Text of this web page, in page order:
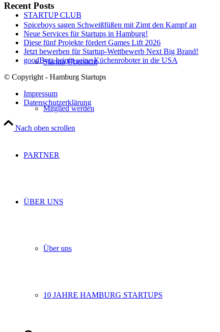
STARTUP CLUB
Startup Übersicht
Mitglied werden
PARTNER
ÜBER UNS
Über uns
10 JAHRE HAMBURG STARTUPS
Recent Posts
Spiceboys sagen Schweißfüßen mit Zimt den Kampf an
Neue Services für Startups in Hamburg!
Diese fünf Projekte fördert Games Lift 2026
Jetzt bewerben für Startup-Wettbewerb Next Big Brand!
goodBytz bringt seine Küchenroboter in die USA
© Copyright - Hamburg Startups
Impressum
Datenschutzerklärung
Nach oben scrollen